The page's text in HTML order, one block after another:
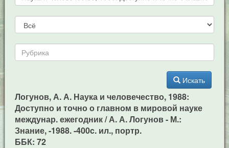
Искать
Логунов, А. А. Наука и человечество, 1988:
Доступно и точно о главном в мировой науке
междунар. ежегодник / А. А. Логунов - М.:
Знание, -1988. -400c. ил., портр.
ББК: 72